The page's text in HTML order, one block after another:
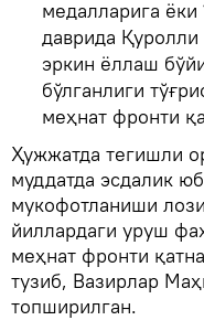
медалларига ёки
даврида
эркин ёллаш
бўлганлиги
меҳнат фронти
Ҳужжатда тегишли
муддатда эсдалик
мукофотланиши
йиллардаги уруш
меҳнат фронти
тузиб, Вазирлар
топширилган.